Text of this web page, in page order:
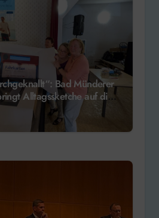
Bad Münderer
Alltagssketche auf die